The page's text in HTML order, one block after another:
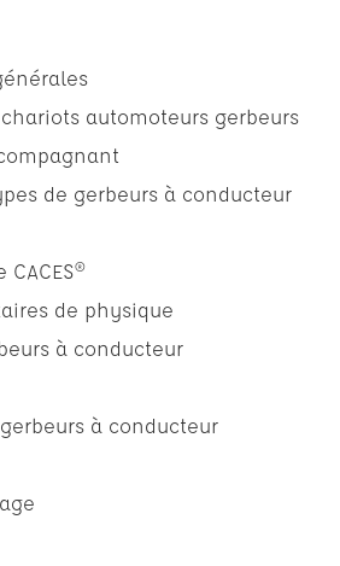
automoteurs gerbeurs
de gerbeurs à conducteur
de physique
à conducteur
à conducteur